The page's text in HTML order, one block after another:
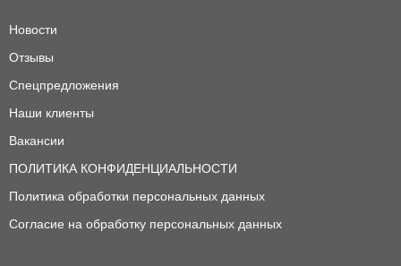
Новости
Отзывы
Спецпредложения
Наши клиенты
Вакансии
ПОЛИТИКА КОНФИДЕНЦИАЛЬНОСТИ
Политика обработки персональных данных
Согласие на обработку персональных данных